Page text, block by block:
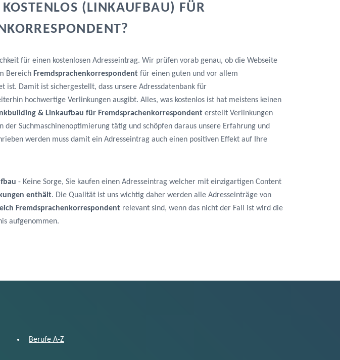
(LINKAUFBAU) FÜR
für einen kostenlosen Adresseintrag. Wir prüfen vorab genau, ob die Webseite
Bereich Fremdsprachenkorrespondent für einen guten und vor allem
ist. Damit ist sichergestellt, dass unsere Adressdatenbank für
hochwertige Verlinkungen ausgibt. Alles, was kostenlos ist hat meistens keinen
& Linkaufbau für Fremdsprachenkorrespondent erstellt Verlinkungen
der Suchmaschinenoptimierung tätig und schöpfen daraus unsere Erfahrung und
werden muss damit ein Adresseintrag auch einen positiven Effekt auf Ihre
- Keine Sorge, Sie kaufen einen Adresseintrag welcher mit einzigartigen Content
enthält. Die Qualität ist uns wichtig daher werden alle Adresseinträge von
Fremdsprachenkorrespondent relevant sind, wenn das nicht der Fall ist wird die
aufgenommen.
Berufe A-Z